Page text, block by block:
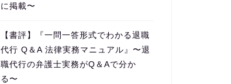
に掲載〜
【書評】『一問一答形式でわかる退職
代行 Q＆A 法律実務マニュアル』〜退
職代行の弁護士実務がQ＆Aで分か
る〜